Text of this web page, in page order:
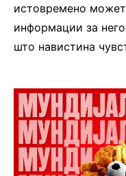
истовремено
информации за
што навистина